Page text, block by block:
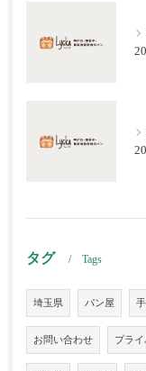
タグ Tags
埼玉県 パン屋
お問い合わせ プラ